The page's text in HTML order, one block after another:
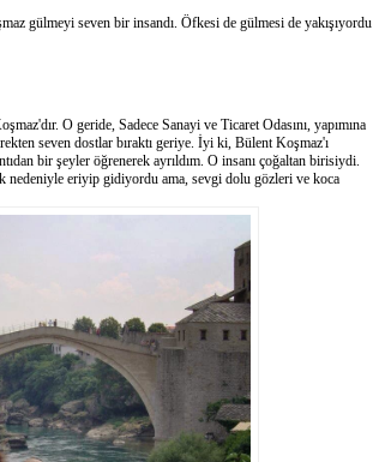
gülmeyi seven bir insandı. Öfkesi de gülmesi de yakışıyordu
O geride, Sadece Sanayi ve Ticaret Odasını, yapımına
seven dostlar bıraktı geriye. İyi ki, Bülent Koşmaz'ı
bir şeyler öğrenerek ayrıldım. O insanı çoğaltan birisiydi.
eriyip gidiyordu ama, sevgi dolu gözleri ve koca